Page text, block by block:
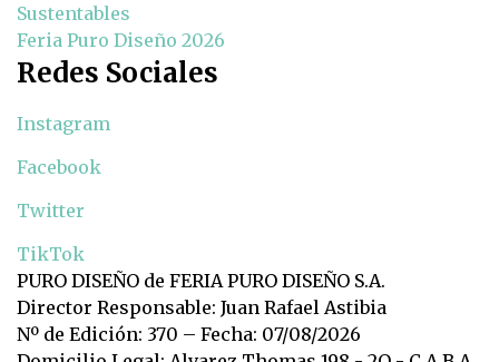
Sustentables
Feria Puro Diseño 2026
Redes Sociales
Instagram
Facebook
Twitter
TikTok
PURO DISEÑO de FERIA PURO DISEÑO S.A.
Director Responsable: Juan Rafael Astibia
Nº de Edición: 370 – Fecha: 07/08/2026